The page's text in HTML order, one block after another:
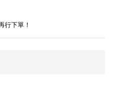
行下單！